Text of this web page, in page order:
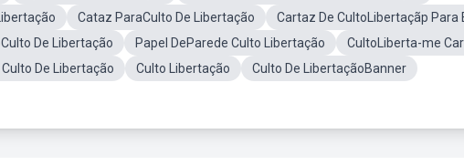
Cataz ParaCulto De Libertação
Cartaz De CultoLibertaçãp Para
De Libertação Papel DeParede Culto Libertação
CultoLiberta-me
De Libertação Culto Libertação
Culto De LibertaçãoBanner